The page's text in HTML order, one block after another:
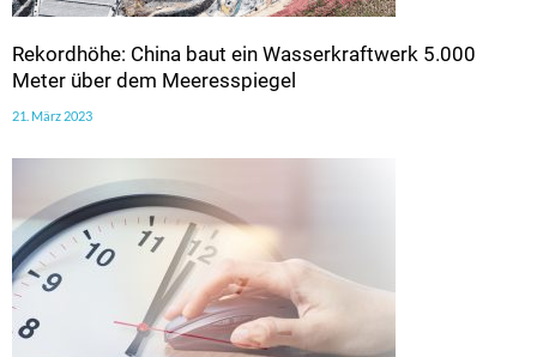
Rekordhöhe: China baut ein Wasserkraftwerk 5.000
Meter über dem Meeresspiegel
21. März 2023